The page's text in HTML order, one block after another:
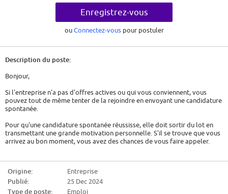
Enregistrez-vous
ouConnectez-vous pour postuler
Description du poste:
Bonjour,
Si l'entreprise n'a pas d'offres actives ou qui vous conviennent, vous
pouvez tout de même tenter de la rejoindre en envoyant une candidature
spontanée.
Pour qu'une candidature spontanée réussisse, elle doit sortir du lot en
transmettant une grande motivation personnelle. S'il se trouve que vous
arrivez au bon moment, vous avez des chances de vous faire appeler.
- Montrez un véritable intérêt. Soit c'est une entreprise qui vous intéresse
depuis longtemps et devrez transmettre ceci, soit vous devez faire
comme si. Vous devrez vous renseigner sur l'entreprise, son histoire, son
Origine:
Entreprise
Publié:
25 Dec 2024
Type de poste:
Emploi